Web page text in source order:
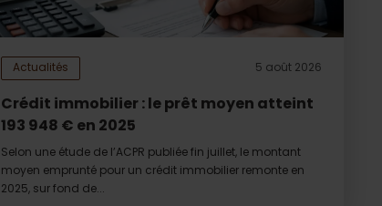
Actualités 5 août 2026
Crédit immobilier : le prêt moyen atteint
193 948 € en 2025
Selon une étude de l’ACPR publiée fin juillet, le montant
moyen emprunté pour un crédit immobilier remonte en
2025, sur fond de...